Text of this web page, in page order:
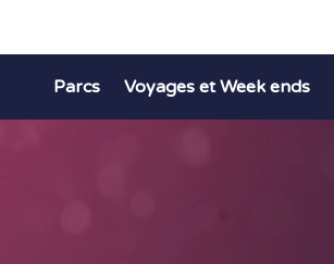
Parcs Voyages et Week ends